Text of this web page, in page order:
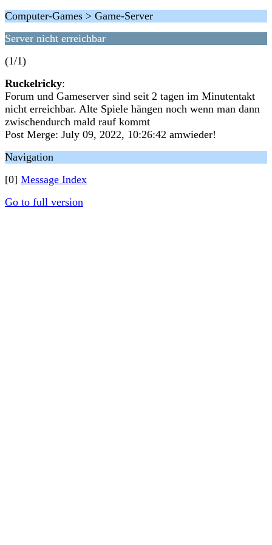
Computer-Games > Game-Server
Server nicht erreichbar
(1/1)
Ruckelricky:
Forum und Gameserver sind seit 2 tagen im Minutentakt
nicht erreichbar. Alte Spiele hängen noch wenn man dann
zwischendurch mald rauf kommt
Post Merge: July 09, 2022, 10:26:42 amwieder!
Navigation
[0] Message Index
Go to full version